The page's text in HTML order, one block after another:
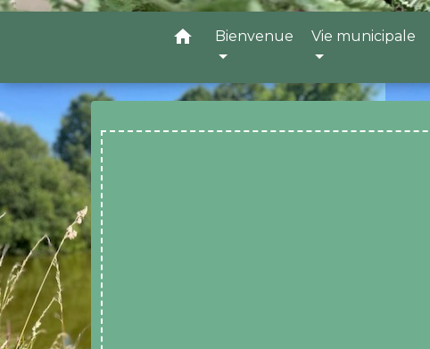
home Bienvenue Vie municipale